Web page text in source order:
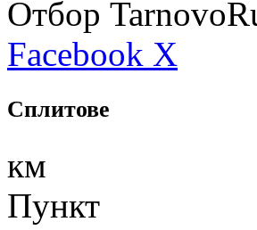
Отбор
Facebook X
Сплитове
км
Пункт